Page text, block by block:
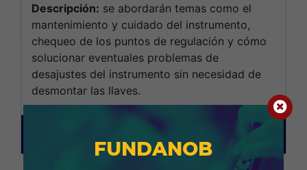
Descripción: se abordarán temas como el
mantenimiento y cuidado del instrumento,
chequeo de los puntos de regulación y cómo
solucionar eventuales problemas de
desajustes del instrumento sin necesidad de
desmontar las llaves.
Taller: De la idea a la realidad –
Formulación de proyectos culturales:
FUNDANOB